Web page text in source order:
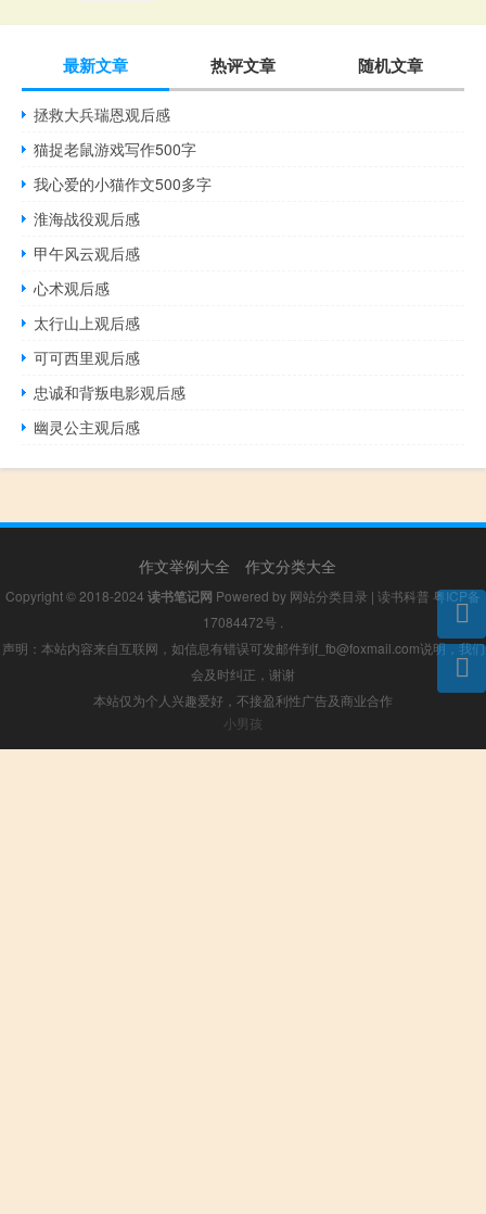
最新文章 热评文章 随机文章
拯救大兵瑞恩观后感
猫捉老鼠游戏写作500字
我心爱的小猫作文500多字
淮海战役观后感
甲午风云观后感
心术观后感
太行山上观后感
可可西里观后感
忠诚和背叛电影观后感
幽灵公主观后感
作文举例大全 作文分类大全
Copyright © 2018-2024 读书笔记网 Powered by 网站分类目录 | 读书科普 粤ICP备
17084472号
声明：本站内容来自互联网，如信息有错误可发邮件到f_fb@foxmail.com说明，我们
会及时纠正，谢谢
本站仅为个人兴趣爱好，不接盈利性广告及商业合作
小男孩